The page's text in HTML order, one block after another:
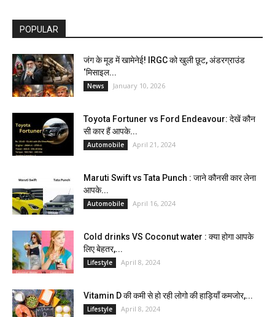
POPULAR
जंग के मूड में खामेनेई! IRGC को खुली छूट, अंडरग्राउंड
‘मिसाइल...
News January 10, 2026
Toyota Fortuner vs Ford Endeavour: देखें कौन
सी कार हैं आपके...
Automobile April 21, 2024
Maruti Swift vs Tata Punch : जाने कौनसी कार लेना
आपके...
Automobile April 16, 2024
Cold drinks VS Coconut water : क्या होगा आपके
लिए बेहतर,...
Lifestyle April 8, 2024
Vitamin D की कमी से हो रही लोगो की हाड़ियाँ कमजोर,...
Lifestyle April 8, 2024